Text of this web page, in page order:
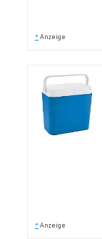
* Anzeige
* Anzeige